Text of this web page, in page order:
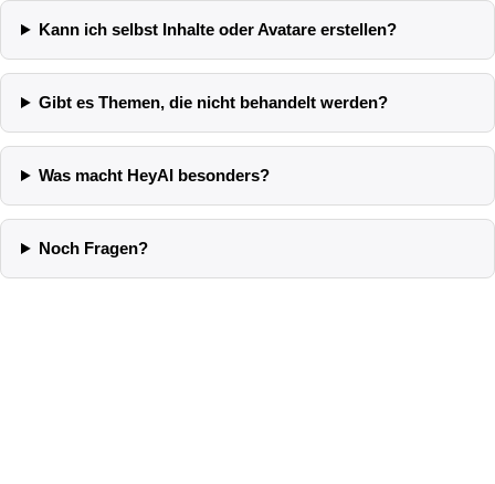
Kann ich selbst Inhalte oder Avatare erstellen?
Gibt es Themen, die nicht behandelt werden?
Was macht HeyAI besonders?
Noch Fragen?